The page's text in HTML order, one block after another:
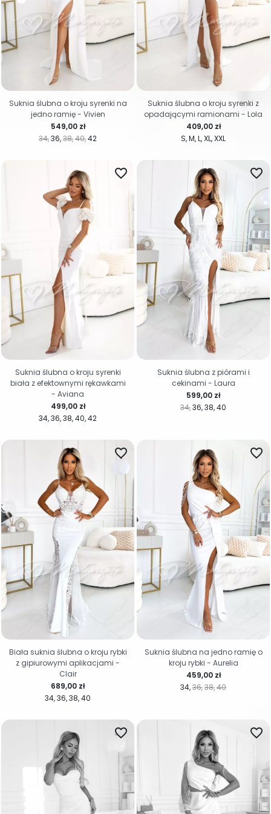
34 36 38 40 42
Cena
549,00 zł
Suknia ślubna o kroju syrenki na
jedno ramię - Vivien
S M L XL XXL
Cena
409,00 zł
Suknia ślubna o kroju syrenki z
opadającymi ramionami - Lola
34 36 38 40 42
favorite_border
Cena
499,00 zł
Suknia ślubna o kroju syrenki
biała z efektownymi rękawkami
- Aviana
34 36 38 40
favorite_border
Cena
599,00 zł
Suknia ślubna z piórami i
cekinami - Laura
34 36 38 40
favorite_border
Cena
689,00 zł
Biała suknia ślubna o kroju rybki
z gipiurowymi aplikacjami -
Clair
34 36 38 40
favorite_border
Cena
459,00 zł
Suknia ślubna na jedno ramię o
kroju rybki - Aurelia
favorite_border favorite_border